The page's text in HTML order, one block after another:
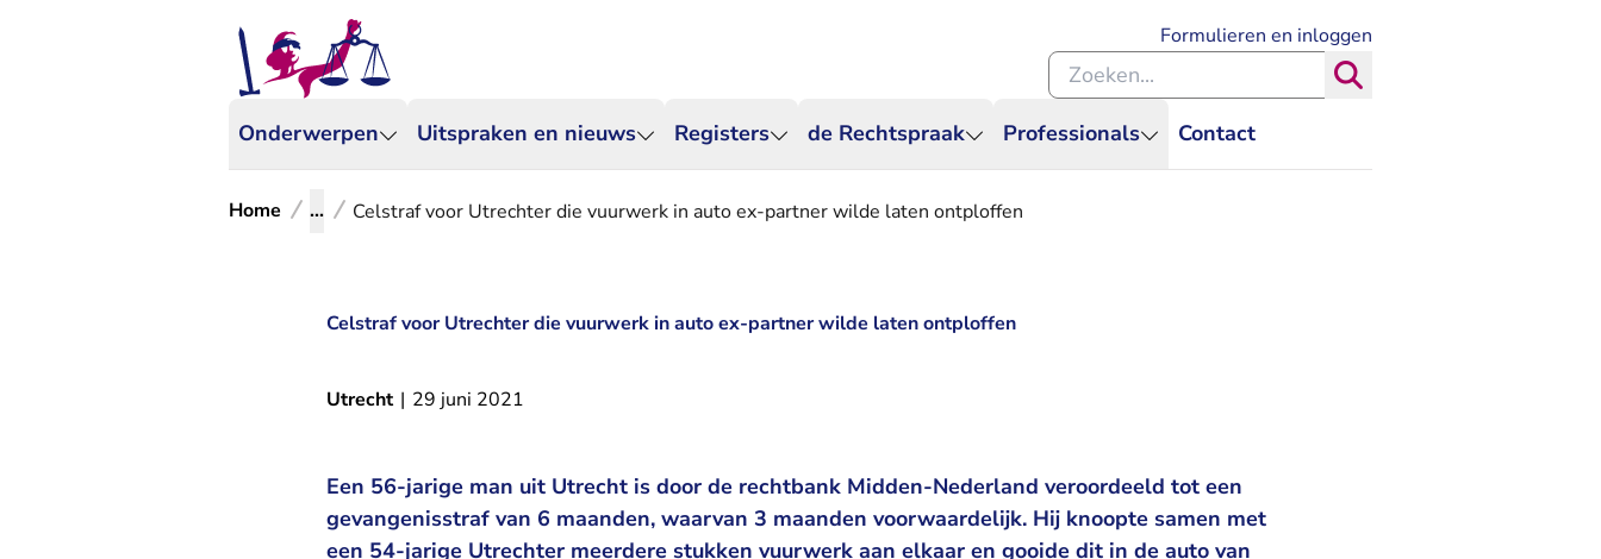
Onderwerpen Uitspraken en nieuws Registers de Rechtspraak Professionals Contact
Formulieren en inloggen
Zoeken binnen de Rechtspraak
Home ... Celstraf voor Utrechter die vuurwerk in auto ex-partner wilde laten ontploffen
Celstraf voor Utrechter die vuurwerk in auto ex-partner wilde laten ontploffen
Utrecht | 29 juni 2021
Een 56-jarige man uit Utrecht is door de rechtbank Midden-Nederland veroordeeld tot een
gevangenisstraf van 6 maanden, waarvan 3 maanden voorwaardelijk. Hij knoopte samen met
een 54-jarige Utrechter meerdere stukken vuurwerk aan elkaar en gooide dit in de auto van